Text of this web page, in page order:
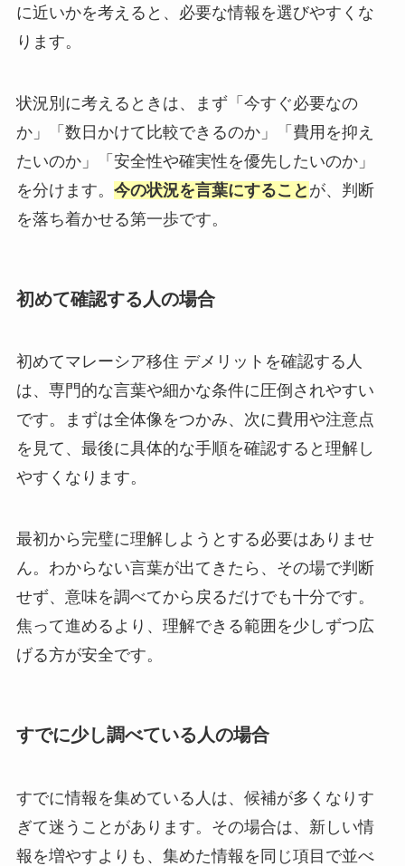
に近いかを考えると、必要な情報を選びやすくな
ります。
状況別に考えるときは、まず「今すぐ必要なの
か」「数日かけて比較できるのか」「費用を抑え
たいのか」「安全性や確実性を優先したいのか」
を分けます。 今の状況を言葉にすること が、判断
を落ち着かせる第一歩です。
初めて確認する人の場合
初めてマレーシア移住 デメリットを確認する人
は、専門的な言葉や細かな条件に圧倒されやすい
です。まずは全体像をつかみ、次に費用や注意点
を見て、最後に具体的な手順を確認すると理解し
やすくなります。
最初から完璧に理解しようとする必要はありませ
ん。わからない言葉が出てきたら、その場で判断
せず、意味を調べてから戻るだけでも十分です。
焦って進めるより、理解できる範囲を少しずつ広
げる方が安全です。
すでに少し調べている人の場合
すでに情報を集めている人は、候補が多くなりす
ぎて迷うことがあります。その場合は、新しい情
報を増やすよりも、集めた情報を同じ項目で並べ